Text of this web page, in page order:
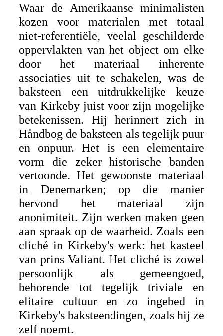
Waar de Amerikaanse minimalisten
kozen voor materialen met totaal
niet-referentiële, veelal geschilderde
oppervlakten van het object om elke
door het materiaal inherente
associaties uit te schakelen, was de
baksteen een uitdrukkelijke keuze
van Kirkeby juist voor zijn mogelijke
betekenissen. Hij herinnert zich in
Håndbog de baksteen als tegelijk puur
en onpuur. Het is een elementaire
vorm die zeker historische banden
vertoonde. Het gewoonste materiaal
in Denemarken; op die manier
hervond het materiaal zijn
anonimiteit. Zijn werken maken geen
aan spraak op de waarheid. Zoals een
cliché in Kirkeby's werk: het kasteel
van prins Valiant. Het cliché is zowel
persoonlijk als gemeengoed,
behorende tot tegelijk triviale en
elitaire cultuur en zo ingebed in
Kirkeby's baksteendingen, zoals hij ze
zelf noemt.